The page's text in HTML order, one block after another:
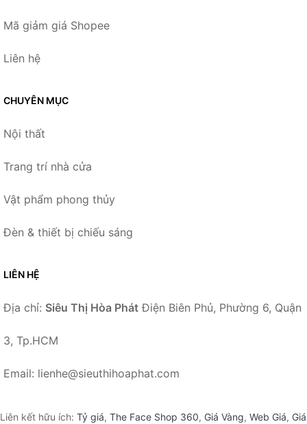
Mã giảm giá Shopee
Liên hệ
CHUYÊN MỤC
Nội thất
Trang trí nhà cửa
Vật phẩm phong thủy
Đèn & thiết bị chiếu sáng
LIÊN HỆ
Địa chỉ: Siêu Thị Hòa Phát Điện Biên Phủ, Phường 6, Quận
3, Tp.HCM
Email: lienhe@sieuthihoaphat.com
Liên kết hữu ích: Tỷ giá, The Face Shop 360, Giá Vàng, Web Giá, Giá